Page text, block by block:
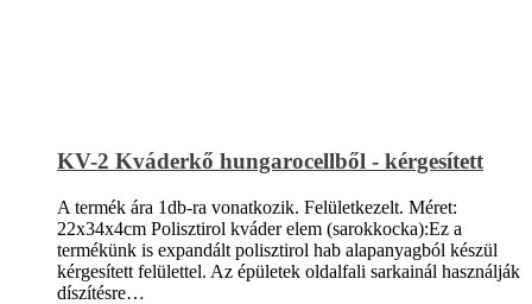
KV-2 Kváderkő hungarocellből - kérgesített
A termék ára 1db-ra vonatkozik. Felületkezelt. Méret:
22x34x4cm Polisztirol kváder elem (sarokkocka):Ez a
termékünk is expandált polisztirol hab alapanyagból készül
kérgesített felülettel. Az épületek oldalfali sarkainál használják
díszítésre…